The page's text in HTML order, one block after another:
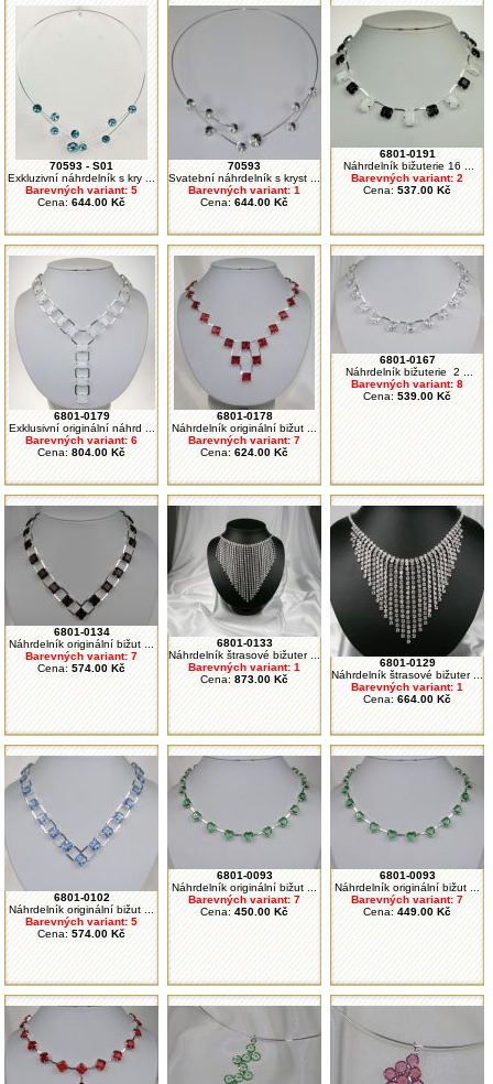
70593 - S01
Exkluzivní náhrdelník s kry ...
Barevných variant: 5
Cena: 644.00 Kč
70593
Svatební náhrdelník s kryst ...
Barevných variant: 1
Cena: 644.00 Kč
6801-0191
Náhrdelník bižuterie 16 ...
Barevných variant: 2
Cena: 537.00 Kč
6801-0179
Exklusivní originální náhrd ...
Barevných variant: 6
Cena: 804.00 Kč
6801-0178
Náhrdelník originální bižut ...
Barevných variant: 7
Cena: 624.00 Kč
6801-0167
Náhrdelník bižuterie 2 ...
Barevných variant: 8
Cena: 539.00 Kč
6801-0134
Náhrdelník originální bižut ...
Barevných variant: 7
Cena: 574.00 Kč
6801-0133
Náhrdelník štrasové bižuter ...
Barevných variant: 1
Cena: 873.00 Kč
6801-0129
Náhrdelník štrasové bižuter ...
Barevných variant: 1
Cena: 664.00 Kč
6801-0102
Náhrdelník originální bižut ...
Barevných variant: 5
Cena: 574.00 Kč
6801-0093
Náhrdelník originální bižut ...
Barevných variant: 7
Cena: 450.00 Kč
6801-0093
Náhrdelník originální bižut ...
Barevných variant: 7
Cena: 449.00 Kč